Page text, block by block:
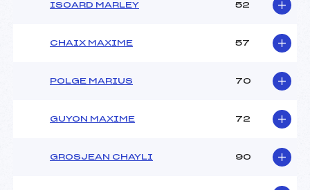
ISOARD MARLEY 52
CHAIX MAXIME 57
POLGE MARIUS 70
GUYON MAXIME 72
GROSJEAN CHAYLI 90